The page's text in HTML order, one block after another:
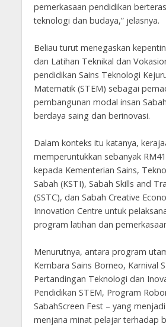
pemerkasaan pendidikan
teknologi dan budaya,” jelasnya.
Beliau turut menegaskan
dan Latihan Teknikal dan
pendidikan Sains Teknologi
Matematik (STEM) sebagai
pembangunan modal insan
berdaya saing dan berinovasi.
Dalam konteks itu katanya,
memperuntukkan sebanyak
kepada Kementerian Sains,
Sabah (KSTI), Sabah Skills and
(SSTC), dan Sabah Creative
Innovation Centre untuk
program latihan dan
Menurutnya, antara program
Kembara Sains Borneo, Karnival
Pertandingan Teknologi dan
Pendidikan STEM, Program
SabahScreen Fest – yang
menjana minat pelajar terhadap